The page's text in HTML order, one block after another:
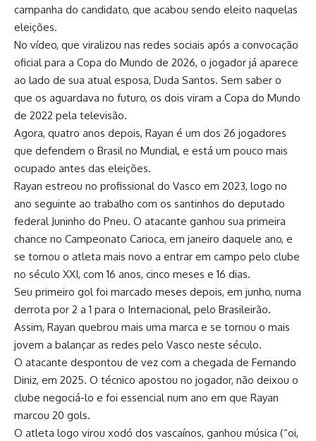
campanha do candidato, que acabou sendo eleito naquelas
eleições.
No vídeo, que viralizou nas redes sociais após a convocação
oficial para a Copa do Mundo de 2026, o jogador já aparece
ao lado de sua atual esposa, Duda Santos. Sem saber o
que os aguardava no futuro, os dois viram a Copa do Mundo
de 2022 pela televisão.
Agora, quatro anos depois, Rayan é um dos 26 jogadores
que defendem o Brasil no Mundial, e está um pouco mais
ocupado antes das eleições.
Rayan estreou no profissional do Vasco em 2023, logo no
ano seguinte ao trabalho com os santinhos do deputado
federal Juninho do Pneu. O atacante ganhou sua primeira
chance no Campeonato Carioca, em janeiro daquele ano, e
se tornou o atleta mais novo a entrar em campo pelo clube
no século XXI, com 16 anos, cinco meses e 16 dias.
Seu primeiro gol foi marcado meses depois, em junho, numa
derrota por 2 a 1 para o Internacional, pelo Brasileirão.
Assim, Rayan quebrou mais uma marca e se tornou o mais
jovem a balançar as redes pelo Vasco neste século.
O atacante despontou de vez com a chegada de Fernando
Diniz, em 2025. O técnico apostou no jogador, não deixou o
clube negociá-lo e foi essencial num ano em que Rayan
marcou 20 gols.
O atleta logo virou xodó dos vascaínos, ganhou música (“oi,